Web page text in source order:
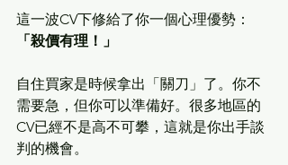
這一波CV下修給了你一個心理優勢：
「殺價有理！」
自住買家是時候拿出「關刀」了。你不
需要急，但你可以準備好。很多地區的
CV已經不是高不可攀，這就是你出手談
判的機會。